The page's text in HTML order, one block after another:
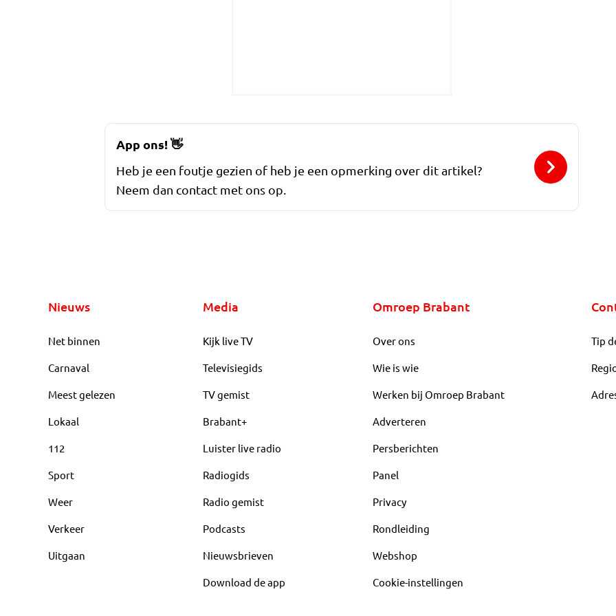
App ons!👋
Heb je een foutje gezien of heb je een opmerking over dit artikel?
Neem dan contact met ons op.
Nieuws
Net binnen
Carnaval
Meest gelezen
Lokaal
112
Sport
Weer
Verkeer
Uitgaan
Media
Kijk live TV
Televisiegids
TV gemist
Brabant+
Luister live radio
Radiogids
Radio gemist
Podcasts
Nieuwsbrieven
Download de app
Omroep Brabant
Over ons
Wie is wie
Werken bij Omroep Brabant
Adverteren
Persberichten
Panel
Privacy
Rondleiding
Webshop
Cookie-instellingen
Tip